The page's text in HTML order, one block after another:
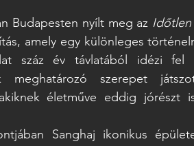
Budapesten nyílt meg az Időtlen
amely egy különleges
száz év távlatából idézi fel
meghatározó szerepet
életműve eddig jórészt
Sanghaj ikonikus